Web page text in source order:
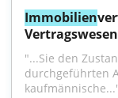
Immobilien
"...Sie den
durchgeführten